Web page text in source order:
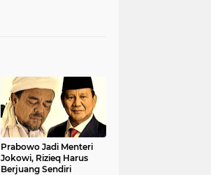
Prabowo Jadi Menteri
Jokowi, Rizieq Harus
Berjuang Sendiri